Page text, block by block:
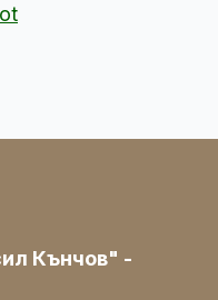
Кънчов" -